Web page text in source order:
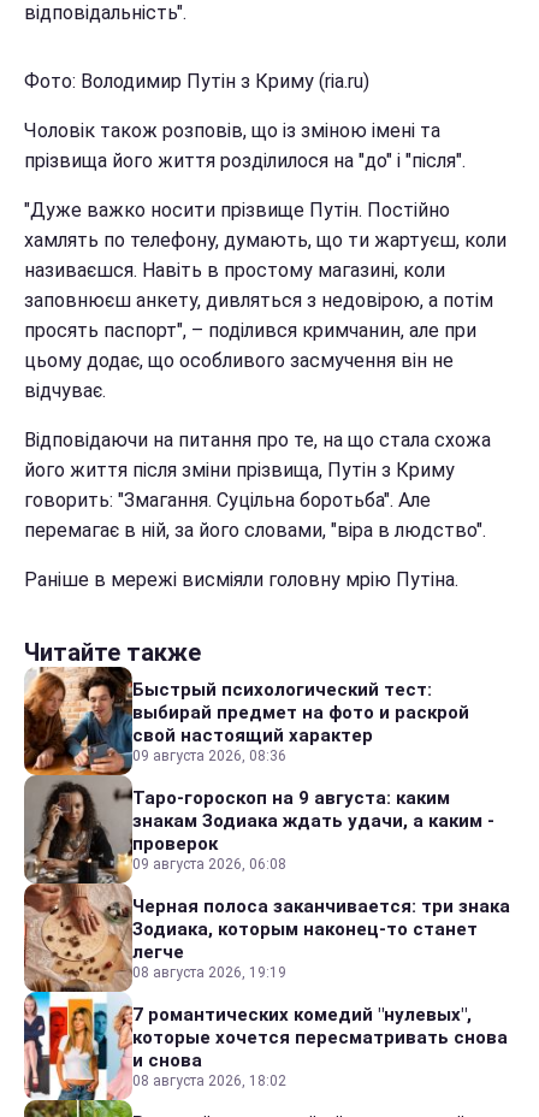
відповідальність".
Фото: Володимир Путін з Криму (ria.ru)
Чоловік також розповів, що із зміною імені та
прізвища його життя розділилося на "до" і "після".
"Дуже важко носити прізвище Путін. Постійно
хамлять по телефону, думають, що ти жартуєш, коли
називаєшся. Навіть в простому магазині, коли
заповнюєш анкету, дивляться з недовірою, а потім
просять паспорт", – поділився кримчанин, але при
цьому додає, що особливого засмучення він не
відчуває.
Відповідаючи на питання про те, на що стала схожа
його життя після зміни прізвища, Путін з Криму
говорить: "Змагання. Суцільна боротьба". Але
перемагає в ній, за його словами, "віра в людство".
Раніше в мережі висміяли головну мрію Путіна.
Читайте также
Быстрый психологический тест:
выбирай предмет на фото и раскрой
свой настоящий характер
09 августа 2026, 08:36
Таро-гороскоп на 9 августа: каким
знакам Зодиака ждать удачи, а каким -
проверок
09 августа 2026, 06:08
Черная полоса заканчивается: три знака
Зодиака, которым наконец-то станет
легче
08 августа 2026, 19:19
7 романтических комедий "нулевых",
которые хочется пересматривать снова
и снова
08 августа 2026, 18:02